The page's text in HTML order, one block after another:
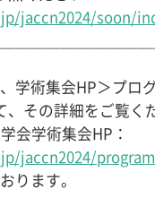
jaccn2024/soon/
学術集会HP＞プ
、その詳細をご覧く
会学術集会HP：
jaccn2024/
ります。